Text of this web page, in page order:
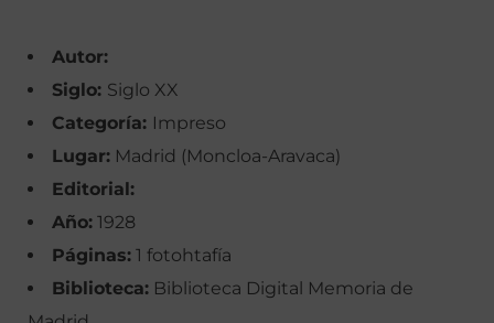
Autor:
Siglo: Siglo XX
Categoría: Impreso
Lugar: Madrid (Moncloa-Aravaca)
Editorial:
Año: 1928
Páginas: 1 fotohtafía
Biblioteca: Biblioteca Digital Memoria de